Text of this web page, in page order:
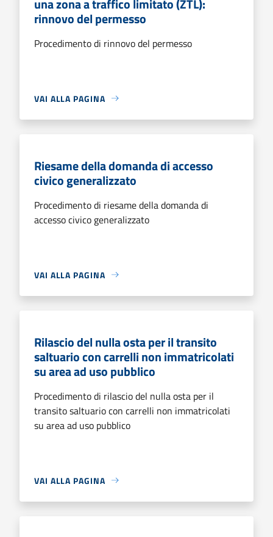
rinnovo del permesso
Procedimento di rinnovo del permesso
VAI ALLA PAGINA
Riesame della domanda di accesso
civico generalizzato
Procedimento di riesame della domanda di
accesso civico generalizzato
VAI ALLA PAGINA
Rilascio del nulla osta per il transito
saltuario con carrelli non immatricolati
su area ad uso pubblico
Procedimento di rilascio del nulla osta per il
transito saltuario con carrelli non immatricolati
su area ad uso pubblico
VAI ALLA PAGINA